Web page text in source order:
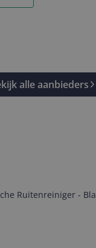
alle aanbieders
Ruitenreiniger -